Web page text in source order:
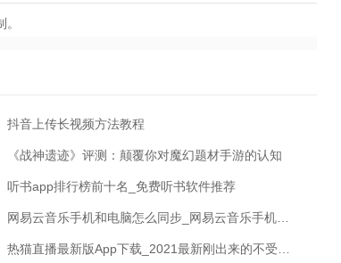
抖音上传长视频方法教程
《战神遗迹》评测：颠覆你对魔幻题材手游的认知
听书app排行榜前十名_免费听书软件推荐